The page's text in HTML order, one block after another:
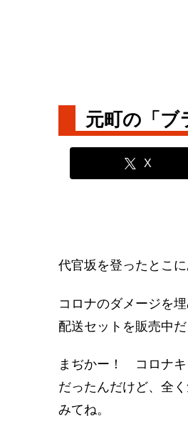
元町の「ブ
X
代官坂を登ったとこ
コロナのダメージを
配送セットを販売中
まぢかー！ コロナキ
だったんだけど、全
みてね。